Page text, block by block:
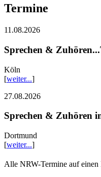
Termine
11.08.2026
Sprechen &
Köln
[weiter...]
27.08.2026
Sprechen & Zuhören
Dortmund
[weiter...]
Alle NRW-Termine auf